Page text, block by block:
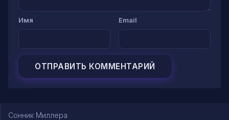
Имя Email
Сонник Миллера